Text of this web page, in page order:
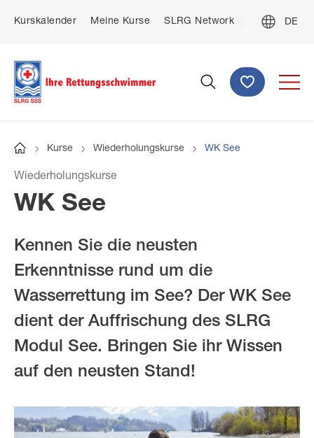
zumKurskalender Meine Kurse SLRG Network Kontakt
Suche Spenden
StartseiteKurse Wiederholungskurse WK See
Wiederholungskurse
WK See
Kennen Sie die neusten
Erkenntnisse rund um die
Wasserrettung im See? Der WK See
dient der Auffrischung des SLRG
Modul See. Bringen Sie ihr Wissen
auf den neusten Stand!